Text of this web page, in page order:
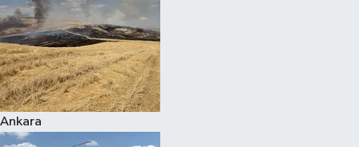
Ankara
Kültür Sanat
Sağlık
Siyaset
Teknoloji